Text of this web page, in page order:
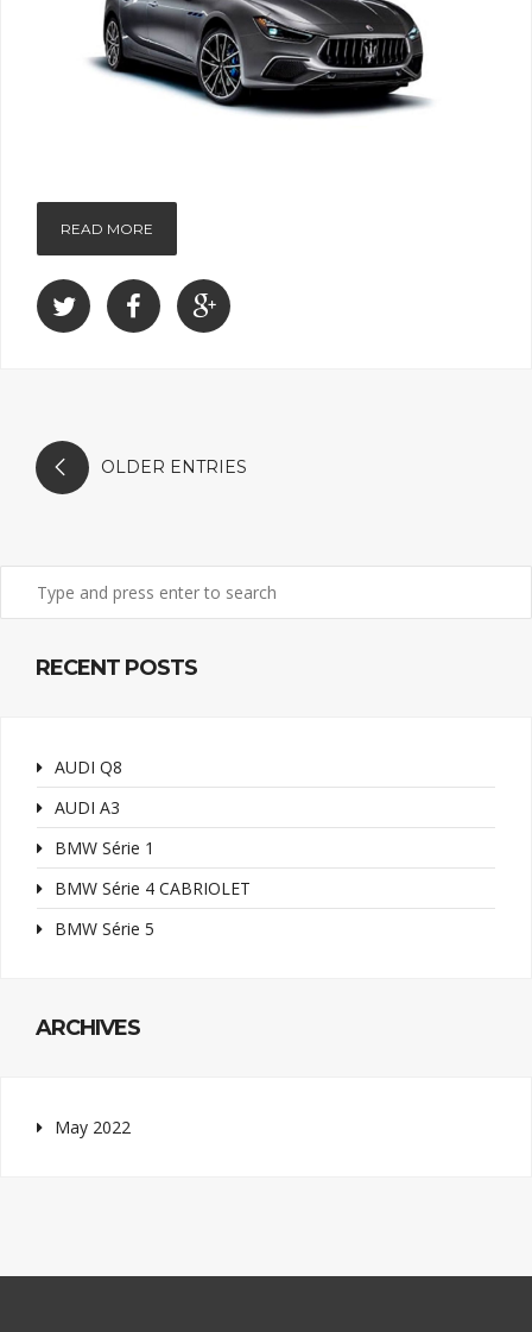
READ MORE
OLDER ENTRIES
RECENT POSTS
AUDI Q8
AUDI A3
BMW Série 1
BMW Série 4 CABRIOLET
BMW Série 5
ARCHIVES
May 2022